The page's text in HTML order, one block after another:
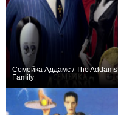
Семейка Аддамс / The Addams
Family